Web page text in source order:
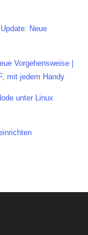
Neue
Vorgehensweise |
mit jedem Handy
unter Linux